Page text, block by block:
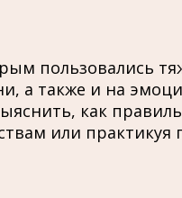
пользовались
а также и на
как
или практикуя